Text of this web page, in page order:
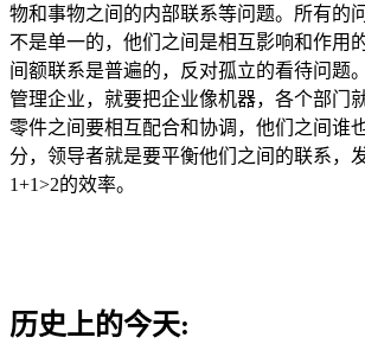
物和事物之间的内部联系等问题。所有的
不是单一的，他们之间是相互影响和作用
间额联系是普遍的，反对孤立的看待问题
管理企业，就要把企业像机器，各个部门
零件之间要相互配合和协调，他们之间谁
分，领导者就是要平衡他们之间的联系，
1+1>2的效率。
历史上的今天: